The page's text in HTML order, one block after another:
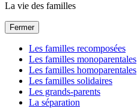
La vie des familles
Fermer
Les familles recomposées
Les familles monoparentales
Les familles homoparentales
Les familles solidaires
Les grands-parents
La séparation